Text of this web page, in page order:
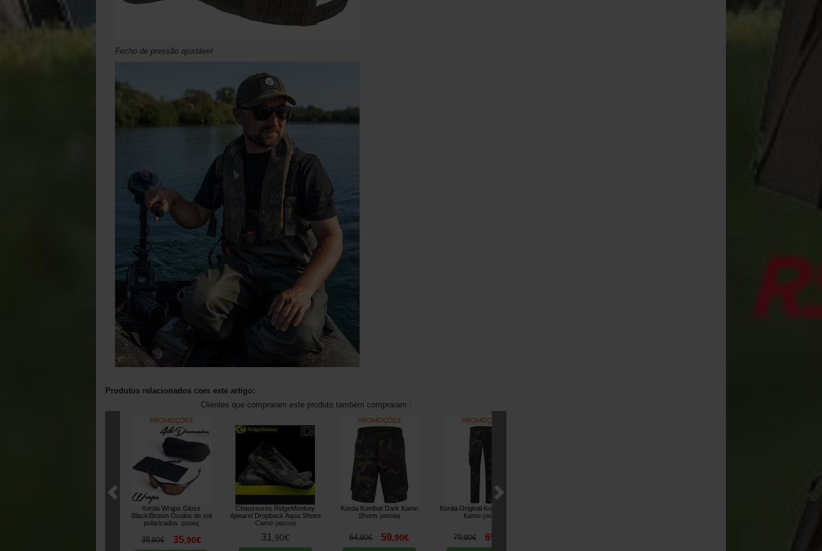
Fecho de pressão ajustável
Produtos relacionados com este artigo:
Clientes que compraram este produto também compraram :
Korda Wraps Gloss
Black/Brown Óculos de sol
polarizados
[220069]
38,90€ 35,90€
Chaussures RidgeMonkey
Apearel Dropback Aqua Shoes
Camo
269101A]
31,90€
Korda Kombat Dark Kamo
Shorts
[269159A]
64,90€ 59,90€
Korda Original Kombats Dark
Kamo [269163A
79,90€ 69